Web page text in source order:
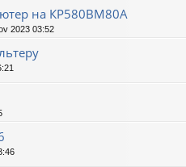
на КР580ВМ80А
2023 03:52